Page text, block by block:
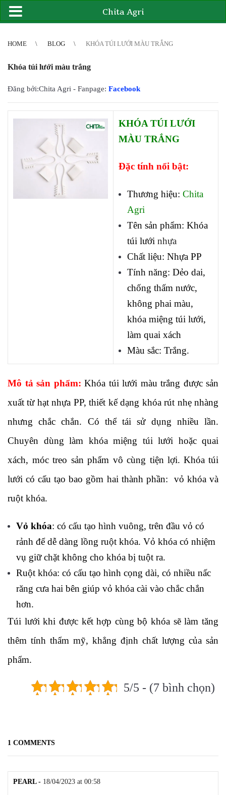
HOME BLOG KHÓA TÚI LƯỚI MÀU TRẮNG
Khóa túi lưới màu trắng
Đăng bởi:Chita Agri - Fanpage: Facebook
KHÓA TÚI LƯỚI
MÀU TRẮNG
Đặc tính nổi bật:
Thương hiệu: Chita
Agri
Tên sản phẩm: Khóa
túi lưới nhựa
Chất liệu: Nhựa PP
Tính năng: Dẻo dai,
chống thấm nước,
không phai màu,
khóa miệng túi lưới,
làm quai xách
Màu sắc: Trắng.
Mô tả sản phẩm: Khóa túi lưới màu trắng được sản
xuất từ hạt nhựa PP, thiết kế dạng khóa rút nhẹ nhàng
nhưng chắc chắn. Có thể tái sử dụng nhiều lần.
Chuyên dùng làm khóa miệng túi lưới hoặc quai
xách, móc treo sản phẩm vô cùng tiện lợi. Khóa túi
lưới có cấu tạo bao gồm hai thành phần: vỏ khóa và
ruột khóa.
Vỏ khóa: có cấu tạo hình vuông, trên đầu vỏ có
rảnh để dễ dàng lồng ruột khóa. Vỏ khóa có nhiệm
vụ giữ chặt không cho khóa bị tuột ra.
Ruột khóa: có cấu tạo hình cọng dài, có nhiều nấc
răng cưa hai bên giúp vỏ khóa cài vào chắc chắn
hơn.
Túi lưới khi được kết hợp cùng bộ khóa sẽ làm tăng
thêm tính thẩm mỹ, khẳng định chất lượng của sản
phẩm.
5/5 - (7 bình chọn)
1 COMMENTS
PEARL 18/04/2023 at 00:58
Chita Agri